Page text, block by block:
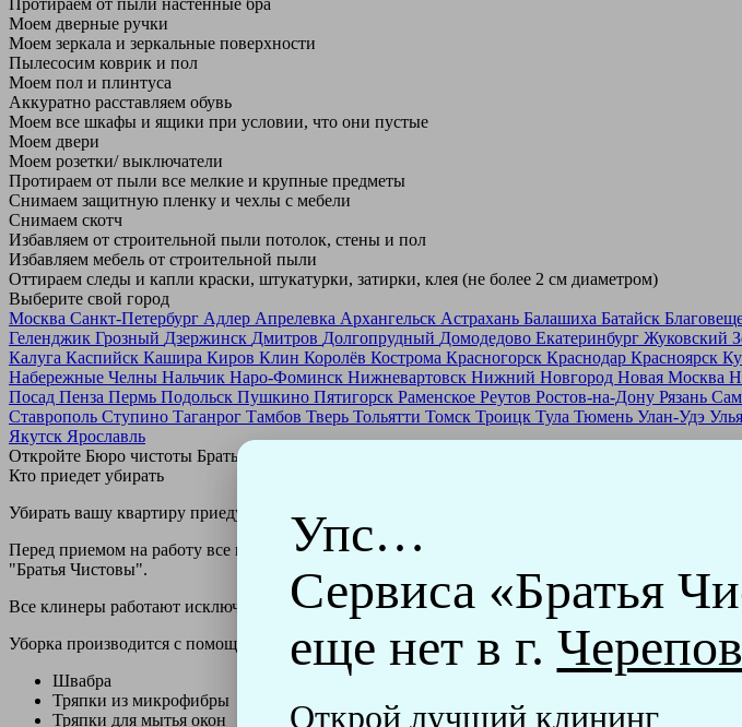
Упс…
Сервиса «Братья
еще нет в г.
Открой лучший клининг
Протираем от пыли настенные бра
Моем дверные ручки
Моем зеркала и зеркальные поверхности
Пылесосим коврик и пол
Моем пол и плинтуса
Аккуратно расставляем обувь
Моем все шкафы и ящики при условии, что они пустые
Моем двери
Моем розетки/ выключатели
Протираем от пыли все мелкие и крупные предметы
Снимаем защитную пленку и чехлы с мебели
Снимаем скотч
Избавляем от строительной пыли потолок, стены и пол
Избавляем мебель от строительной пыли
Оттираем следы и капли краски, штукатурки, затирки, клея (не более 2 см диаметром)
Выберите свой город
Москва Санкт-Петербург Адлер Апрелевка Архангельск Астрахань Балашиха Батайск
Геленджик Грозный Дзержинск Дмитров Долгопрудный Домодедово Екатеринбург Жуковский
Калуга Каспийск Кашира Киров Клин Королёв Кострома Красногорск Краснодар Красноярск
Набережные Челны Нальчик Наро-Фоминск Нижневартовск Нижний Новгород Новая Москва
Посад Пенза Пермь Подольск Пушкино Пятигорск Раменское Реутов Ростов-на-Дону Рязань
Ставрополь Ступино Таганрог Тамбов Тверь Тольятти Томск Троицк Тула Тюмень Улан-Удэ
Якутск Ярославль
Откройте Бюро чистоты Братьев Чистовых в своем городе по
Кто приедет убирать
Убирать вашу квартиру приедут профессионально обученные клинеры - русские девушки, в
Перед приемом на работу все клинеры проходят аттестацию в нашем обучающем центре, а
"Братья Чистовы".
Все клинеры работают исключительно в форме с логотипом компании "Братья Чистовы".
Уборка производится с помощью профессиональных технических и химический средств,
Швабра
Тряпки из микрофибры
Тряпки для мытья окон